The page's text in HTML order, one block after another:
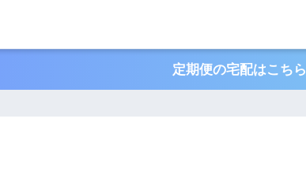
定期便の宅配はこちら